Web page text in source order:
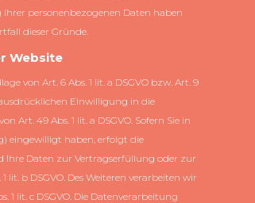
personenbezogenen Daten haben
dieser Gründe.
Website
von Art. 6 Abs. 1 lit. a DSGVO bzw. Art. 9
ausdrücklichen Einwilligung in die
49 Abs. 1 lit. a DSGVO. Sofern Sie in
eingewilligt haben, erfolgt die
Ihre Daten zur Vertragserfüllung oder zur
b DSGVO. Des Weiteren verarbeiten wir
lit. c DSGVO. Die Datenverarbeitung